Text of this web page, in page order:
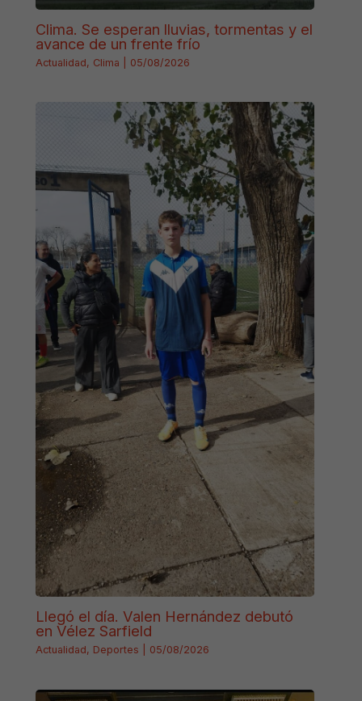
Clima. Se esperan lluvias, tormentas y el
avance de un frente frío
Actualidad, Clima 05/08/2026
Llegó el día. Valen Hernández debutó
en Vélez Sarfield
Actualidad, Deportes 05/08/2026